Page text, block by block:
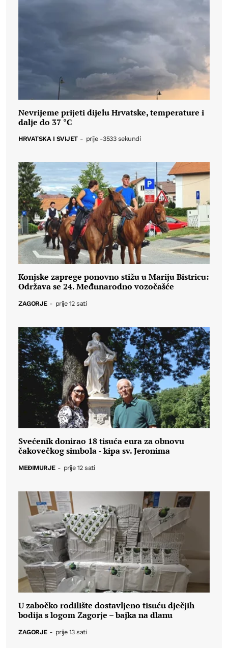
Nevrijeme prijeti dijelu Hrvatske, temperature i
dalje do 37 °C
HRVATSKA I SVIJET - prije -3533 sekundi
Konjske zaprege ponovno stižu u Mariju Bistricu:
Održava se 24. Međunarodno vozočašće
ZAGORJE - prije 12 sati
Svećenik donirao 18 tisuća eura za obnovu
čakovečkog simbola - kipa sv. Jeronima
MEĐIMURJE - prije 12 sati
U zabočko rodilište dostavljeno tisuću dječjih
bodija s logom Zagorje – bajka na dlanu
ZAGORJE - prije 13 sati